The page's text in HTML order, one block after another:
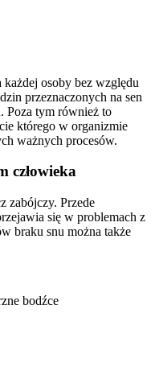
każdej osoby bez względu
przeznaczonych na sen
Poza tym również to
którego w organizmie
ważnych procesów.
człowieka
zabójczy. Przede
się w problemach z
braku snu można także
bodźce